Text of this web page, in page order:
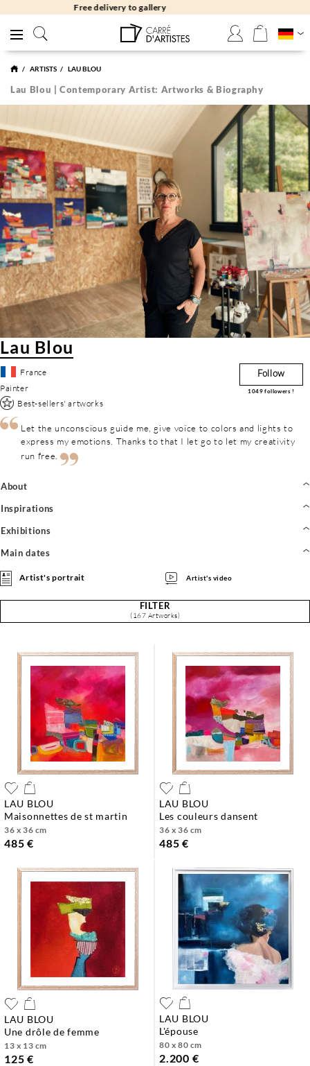
Free returns 30 days
ARTISTS LAU BLOU
Lau Blou | Contemporary Artist: Artworks & Biography
Lau Blou
France
Painter
Best-sellers' artworks
Follow
1049followers !
Let the unconscious guide me, give voice to colors and lights to
express my emotions. Thanks to that I let go to let my creativity
run free.
About
Inspirations
Exhibitions
Main dates
Artist's portrait Artist's video
FILTER
(167 Artworks)
LAU BLOU
maisonnettes de st martin
36 x 36 cm
485 €
LAU BLOU
les couleurs dansent
36 x 36 cm
485 €
LAU BLOU
une drôle de femme
13 x 13 cm
125 €
LAU BLOU
l'épouse
80 x 80 cm
2.200 €